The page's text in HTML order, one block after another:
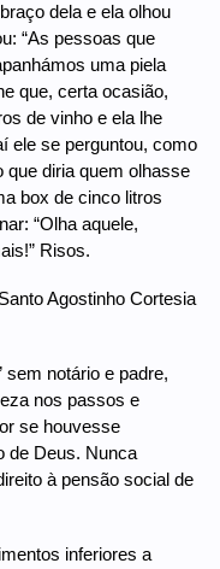
dela e ela olhou
“As pessoas que
uma piela
que, certa ocasião,
de vinho e ela lhe
ele se perguntou, como
que diria quem olhasse
box de cinco litros
“Olha aquele,
Risos.
Agostinho Cortesia
sem notário e padre,
nos passos e
se houvesse
de Deus. Nunca
à pensão social de
inferiores a